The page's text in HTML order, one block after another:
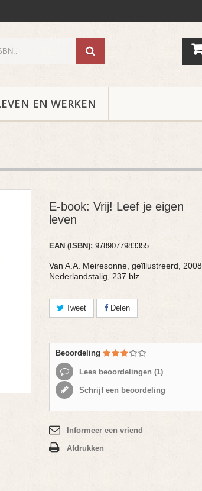
EN WERKEN
E-book: Vrij! Leef je eigen
leven
EAN (ISBN): 9789077983355
Van A.A. Meiresonne, geïllustreerd, 2008,
Nederlandstalig, 237 blz.
Tweet Delen
Beoordeling
Lees beoordelingen (1)
Schrijf een beoordeling
Informeer een vriend
Afdrukken